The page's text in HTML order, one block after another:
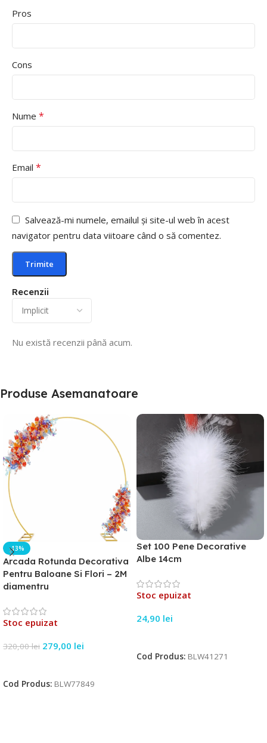
Recenzii
Nu există recenzii până acum.
Pros
Cons
Nume *
Email *
Salvează-mi numele, emailul și site-ul web în acest
navigator pentru data viitoare când o să comentez.
Produse Asemanatoare
-13%
Arcada Rotunda Decorativa
Pentru Baloane Si Flori – 2M
diamentru
Stoc epuizat
320,00lei 279,00 lei
Cod Produs: BLW77849
Set 100 Pene Decorative
Albe 14cm
Stoc epuizat
24,90 lei
Cod Produs: BLW41271